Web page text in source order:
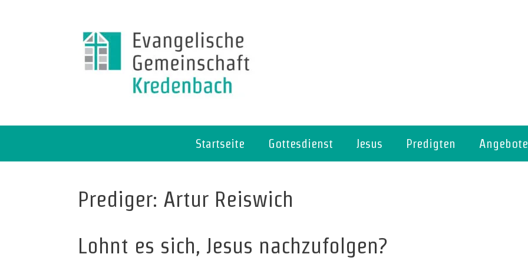
Startseite Gottesdienst Jesus Predigten Angebote
Prediger: Artur Reiswich
Lohnt es sich, Jesus nachzufolgen?